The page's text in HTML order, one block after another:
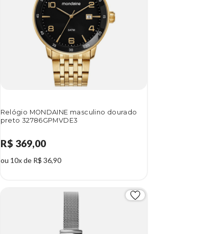
Relógio MONDAINE masculino dourado
preto 32786GPMVDE3
R$ 369,00
ou 10x de R$ 36,90